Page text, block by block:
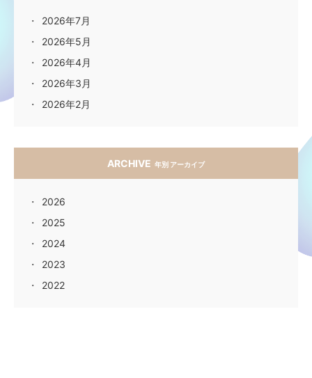
2026年7月
2026年5月
2026年4月
2026年3月
2026年2月
ARCHIVE 年別 アーカイブ
2026
2025
2024
2023
2022